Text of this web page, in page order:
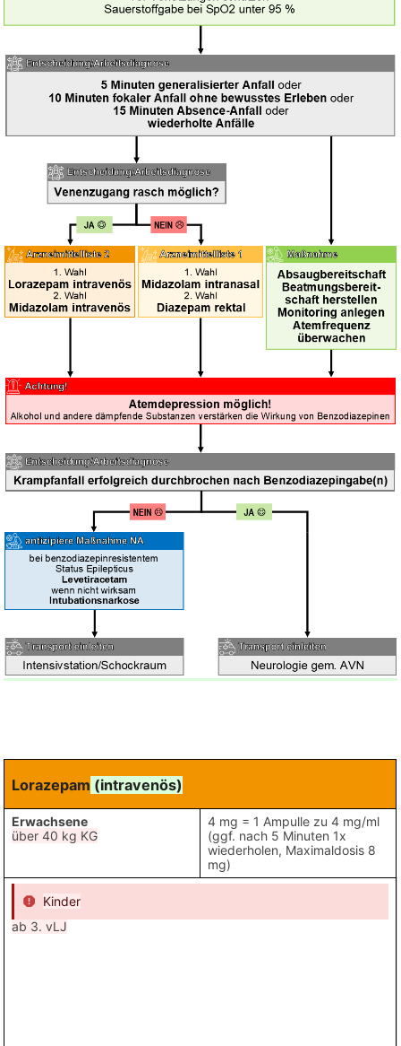
Lorazepam (intravenös)
Erwachsene
über 40 kg KG
4 mg = 1 Ampulle zu 4 mg/ml
(ggf. nach 5 Minuten 1x
wiederholen, Maximaldosis 8
mg)
Kinder
ab 3. vLJ